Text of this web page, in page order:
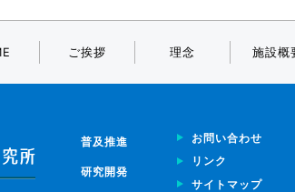
ご挨拶 理念 施設概
普及推進
研究開発
お問い合わせ
リンク
サイトマップ